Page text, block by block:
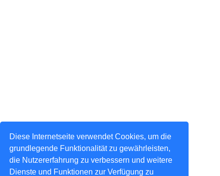
Diese Internetseite verwendet Cookies, um die
grundlegende Funktionalität zu gewährleisten,
die Nutzererfahrung zu verbessern und weitere
Dienste und Funktionen zur Verfügung zu